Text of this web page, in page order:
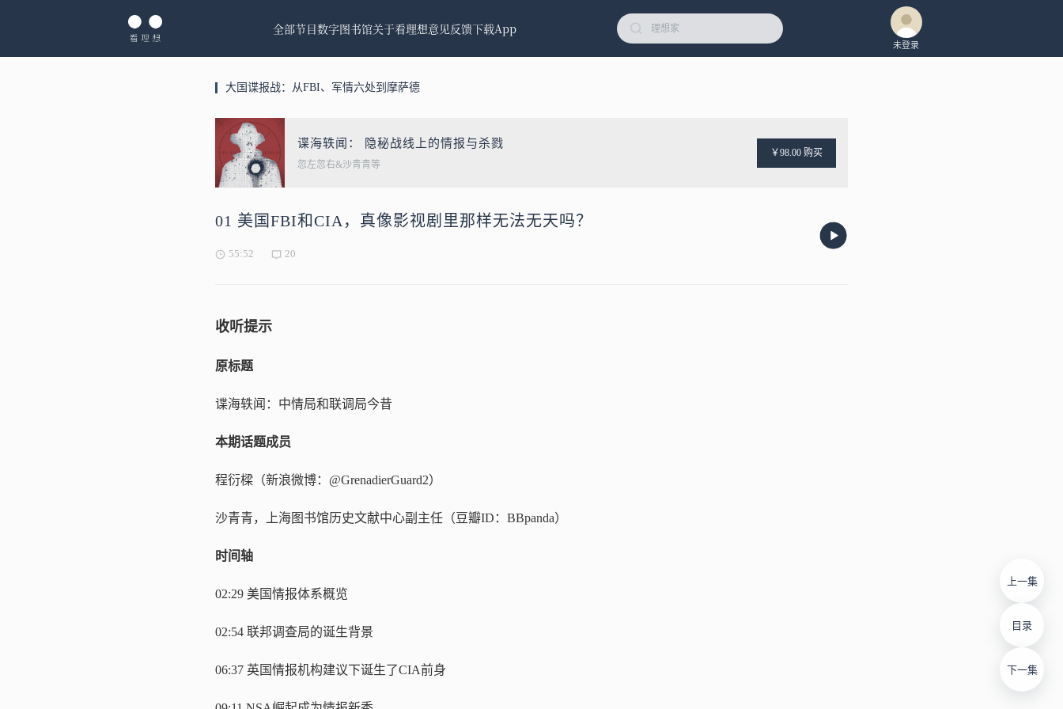
全部节目数字图书馆关于看理想意见反馈下载App
未登录
大国谍报战：从FBI、军情六处到摩萨德
谍海轶闻： 隐秘战线上的情报与杀戮
忽左忽右&沙青青等
￥98.00 购买
01 美国FBI和CIA，真像影视剧里那样无法无天吗？
55:52 20
上一集
目录
下一集
收听提示
原标题
谍海轶闻：中情局和联调局今昔
本期话题成员
程衍樑（新浪微博：@GrenadierGuard2）
沙青青，上海图书馆历史文献中心副主任（豆瓣ID：BBpanda）
时间轴
02:29 美国情报体系概览
02:54 联邦调查局的诞生背景
06:37 英国情报机构建议下诞生了CIA前身